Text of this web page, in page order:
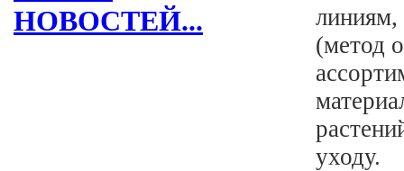
НОВОСТЕЙ...
линиям,
(метод
уходу.